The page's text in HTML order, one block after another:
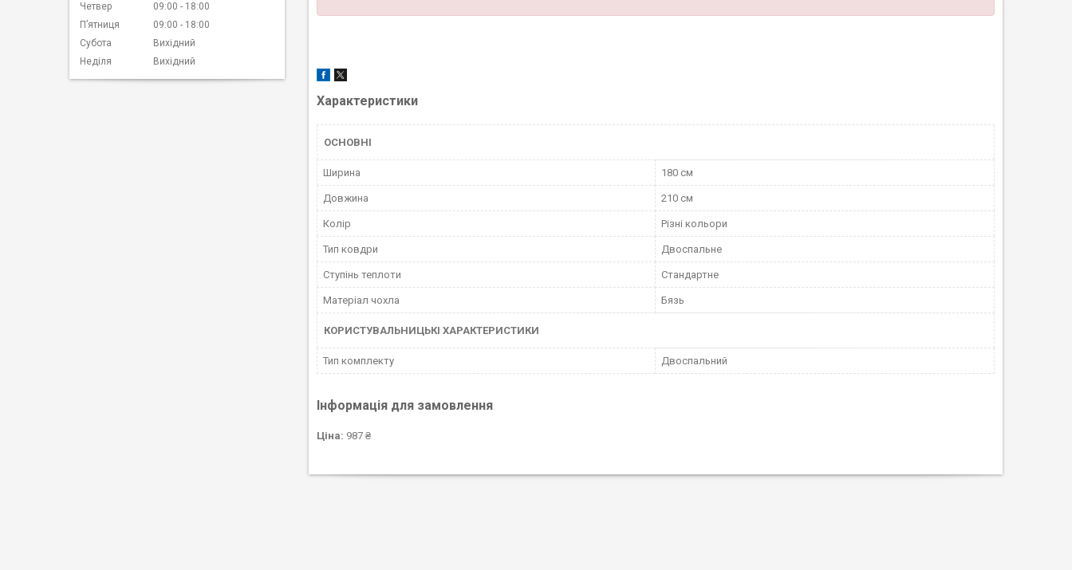
Характеристики
ОСНОВНІ
Ширина 180 см
Довжина 210 см
Колір Різні кольори
Тип ковдри Двоспальне
Ступінь теплоти Стандартне
Матеріал чохла Бязь
КОРИСТУВАЛЬНИЦЬКІ ХАРАКТЕРИСТИКИ
Тип комплекту Двоспальний
Інформація для замовлення
Ціна: 987 ₴
Четвер
09:00
18:00
Пʼятниця
09:00
18:00
Субота
Вихідний
Неділя
Вихідний